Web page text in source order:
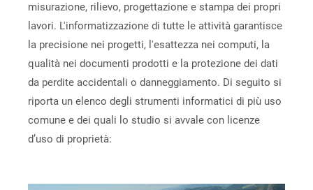
misurazione, rilievo, progettazione e stampa dei propri
lavori. L'informatizzazione di tutte le attività garantisce
la precisione nei progetti, l'esattezza nei computi, la
qualità nei documenti prodotti e la protezione dei dati
da perdite accidentali o danneggiamento. Di seguito si
riporta un elenco degli strumenti informatici di più uso
comune e dei quali lo studio si avvale con licenze
d’uso di proprietà: